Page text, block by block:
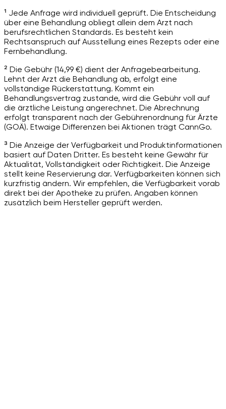
¹ Jede Anfrage wird individuell geprüft. Die Entscheidung
über eine Behandlung obliegt allein dem Arzt nach
berufsrechtlichen Standards. Es besteht kein
Rechtsanspruch auf Ausstellung eines Rezepts oder eine
Fernbehandlung.
² Die Gebühr (14,99 €) dient der Anfragebearbeitung.
Lehnt der Arzt die Behandlung ab, erfolgt eine
vollständige Rückerstattung. Kommt ein
Behandlungsvertrag zustande, wird die Gebühr voll auf
die ärztliche Leistung angerechnet. Die Abrechnung
erfolgt transparent nach der Gebührenordnung für Ärzte
(GOÄ). Etwaige Differenzen bei Aktionen trägt CannGo.
³ Die Anzeige der Verfügbarkeit und Produktinformationen
basiert auf Daten Dritter. Es besteht keine Gewähr für
Aktualität, Vollständigkeit oder Richtigkeit. Die Anzeige
stellt keine Reservierung dar. Verfügbarkeiten können sich
kurzfristig ändern. Wir empfehlen, die Verfügbarkeit vorab
direkt bei der Apotheke zu prüfen. Angaben können
zusätzlich beim Hersteller geprüft werden.